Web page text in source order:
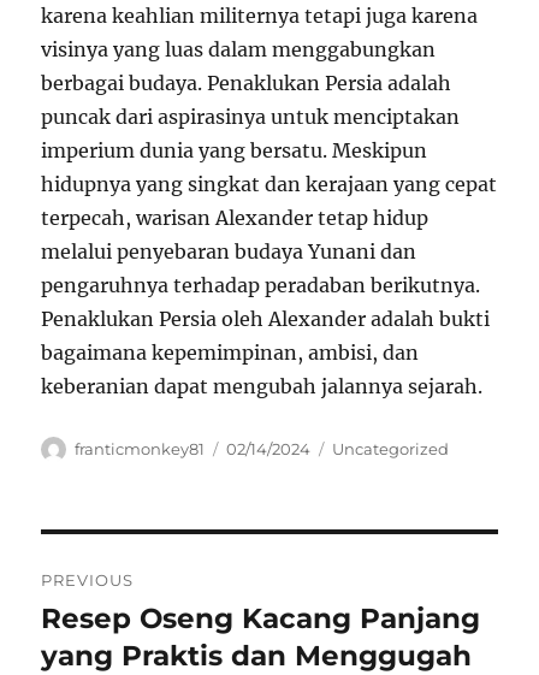
karena keahlian militernya tetapi juga karena
visinya yang luas dalam menggabungkan
berbagai budaya. Penaklukan Persia adalah
puncak dari aspirasinya untuk menciptakan
imperium dunia yang bersatu. Meskipun
hidupnya yang singkat dan kerajaan yang cepat
terpecah, warisan Alexander tetap hidup
melalui penyebaran budaya Yunani dan
pengaruhnya terhadap peradaban berikutnya.
Penaklukan Persia oleh Alexander adalah bukti
bagaimana kepemimpinan, ambisi, dan
keberanian dapat mengubah jalannya sejarah.
Author
franticmonkey81
Posted
02/14/2024 Categories
Uncategorized
pos
PREVIOUS
Previous
post:
Resep Oseng Kacang Panjang
yang Praktis dan Menggugah